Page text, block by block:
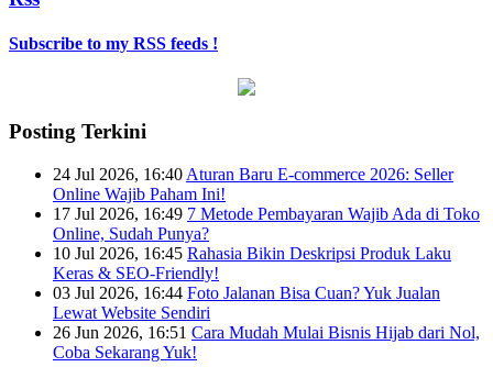
Subscribe to my RSS feeds !
Posting Terkini
24 Jul 2026, 16:40 Aturan Baru E-commerce 2026: Seller
Online Wajib Paham Ini!
17 Jul 2026, 16:49 7 Metode Pembayaran Wajib Ada di Toko
Online, Sudah Punya?
10 Jul 2026, 16:45 Rahasia Bikin Deskripsi Produk Laku
Keras & SEO-Friendly!
03 Jul 2026, 16:44 Foto Jalanan Bisa Cuan? Yuk Jualan
Lewat Website Sendiri
26 Jun 2026, 16:51 Cara Mudah Mulai Bisnis Hijab dari Nol,
Coba Sekarang Yuk!